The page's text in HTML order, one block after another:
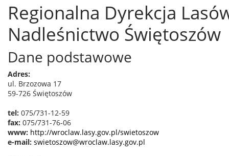
Regionalna Dyrekcja
Nadleśnictwo Świętoszów
Dane podstawowe
Adres:
ul. Brzozowa 17
59-726 Świętoszów
tel: 075/731-12-59
fax: 075/731-76-06
www: http://wroclaw.lasy.gov.pl/swietoszow
e-mail: swietoszow@wroclaw.lasy.gov.pl